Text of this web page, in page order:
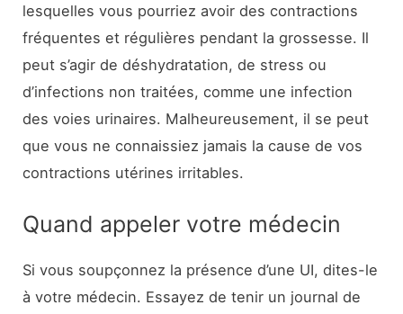
lesquelles vous pourriez avoir des contractions
fréquentes et régulières pendant la grossesse. Il
peut s’agir de déshydratation, de stress ou
d’infections non traitées, comme une infection
des voies urinaires. Malheureusement, il se peut
que vous ne connaissiez jamais la cause de vos
contractions utérines irritables.
Quand appeler votre médecin
Si vous soupçonnez la présence d’une UI, dites-le
à votre médecin. Essayez de tenir un journal de